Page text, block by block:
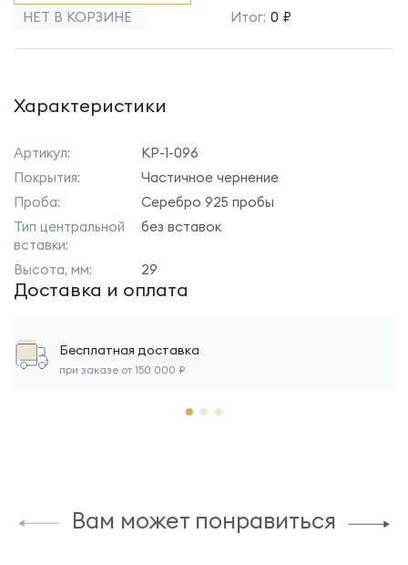
НЕТ В КОРЗИНЕ Итог: 0 ₽
Характеристики
Артикул:
КР-1-096
Покрытия:
Частичное чернение
Проба:
Серебро 925 пробы
Тип центральной
вставки:
без вставок
Высота, мм: 29
Доставка и оплата
Бесплатная доставка
при заказе от 150 000 ₽
Вам может понравиться